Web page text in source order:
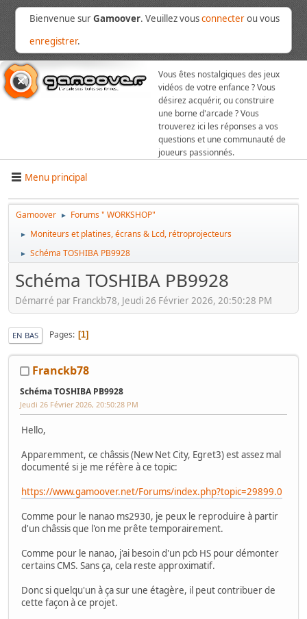
Bienvenue surGamoover. Veuillez vousconnecterou vous
enregistrer.
Vous êtes nostalgiques des jeux
vidéos de votre enfance ? Vous
désirez acquérir, ou construire
une borne d'arcade ? Vous
trouverez ici les réponses a vos
questions et une communauté de
joueurs passionnés.
Menu principal
Gamoover ► Forums " WORKSHOP"
► Moniteurs et platines, écrans & Lcd, rétroprojecteurs
► Schéma TOSHIBA PB9928
Schéma TOSHIBA PB9928
Démarré par Franckb78, Jeudi 26 Février 2026, 20:50:28 PM
EN BAS Pages 1
Franckb78
Schéma TOSHIBA PB9928
Jeudi 26 Février 2026, 20:50:28 PM
Hello,
Apparemment, ce châssis (New Net City, Egret3) est assez mal
documenté si je me réfère à ce topic:
https://www.gamoover.net/Forums/index.php?topic=29899.0
Comme pour le nanao ms2930, je peux le reproduire à partir
d'un châssis que l'on me prête temporairement.
Comme pour le nanao, j'ai besoin d'un pcb HS pour démonter
certains CMS. Sans ça, cela reste approximatif.
Donc si quelqu'un à ça sur une étagère, il peut contribuer de
cette façon à ce projet.